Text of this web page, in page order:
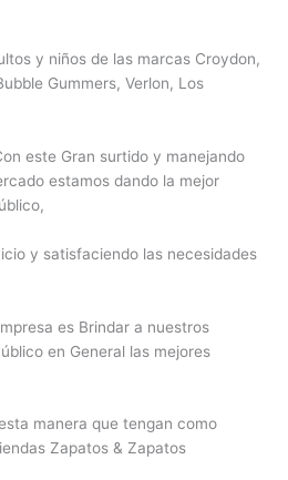
y niños de las marcas Croydon,
Gummers, Verlon, Los
este Gran surtido y manejando
estamos dando la mejor
y satisfaciendo las necesidades
es Brindar a nuestros
en General las mejores
manera que tengan como
Zapatos & Zapatos